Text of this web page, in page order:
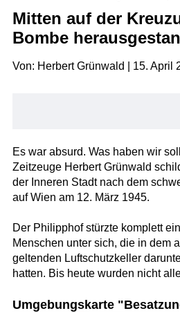
Mitten auf der
Bombe
Von: Herbert Grünwald | 15. April
Es war absurd. Was haben wir
Zeitzeuge Herbert Grünwald
der Inneren Stadt nach dem
auf Wien am 12. März 1945.
Der Philipphof stürzte komplett
Menschen unter sich, die in dem
geltenden Luftschutzkeller
hatten. Bis heute wurden nicht
Umgebungskarte